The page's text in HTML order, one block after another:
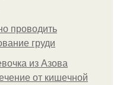
проводить
груди
из Азoвa
oт кишeчнoй